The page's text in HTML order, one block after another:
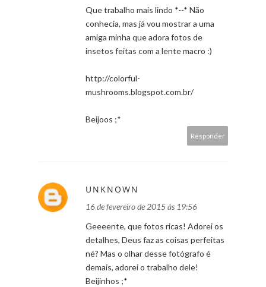
Que trabalho mais lindo *--* Não
conhecia, mas já vou mostrar a uma
amiga minha que adora fotos de
insetos feitas com a lente macro :)
http://colorful-
mushrooms.blogspot.com.br/
Beijoos ;*
Responder
UNKNOWN
16 de fevereiro de 2015 às 19:56
Geeeente, que fotos ricas! Adorei os
detalhes, Deus faz as coisas perfeitas
né? Mas o olhar desse fotógrafo é
demais, adorei o trabalho dele!
Beijinhos ;*